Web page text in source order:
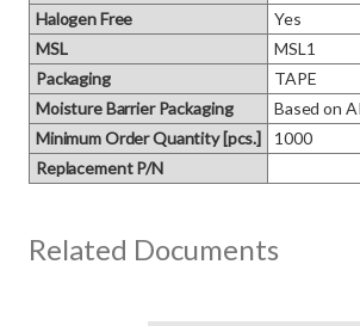
Halogen Free
Yes
MSL
MSL1
Packaging
TAPE
Moisture Barrier Packaging
Based on
Minimum Order Quantity [pcs.]
1000
Replacement P/N
Related Documents